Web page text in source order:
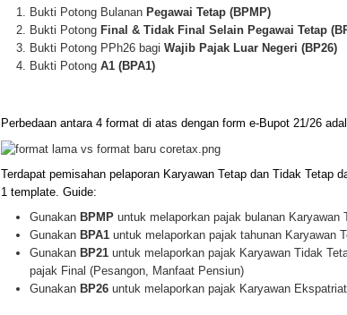
Bukti Potong Bulanan Pegawai Tetap (BPMP)
Bukti Potong Final & Tidak Final Selain Pegawai Tetap
Bukti Potong PPh26 bagi Wajib Pajak Luar Negeri (BP26)
Bukti Potong A1 (BPA1)
Perbedaan antara 4 format di atas dengan form e-Bupot 21/26
Terdapat pemisahan pelaporan Karyawan Tetap dan Tidak Tetap
1 template. Guide:
Gunakan BPMP untuk melaporkan pajak bulanan Karyawan
Gunakan BPA1 untuk melaporkan pajak tahunan Karyawan
Gunakan BP21 untuk melaporkan pajak Karyawan Tidak
pajak Final (Pesangon, Manfaat Pensiun)
Gunakan BP26 untuk melaporkan pajak Karyawan Ekspatriat